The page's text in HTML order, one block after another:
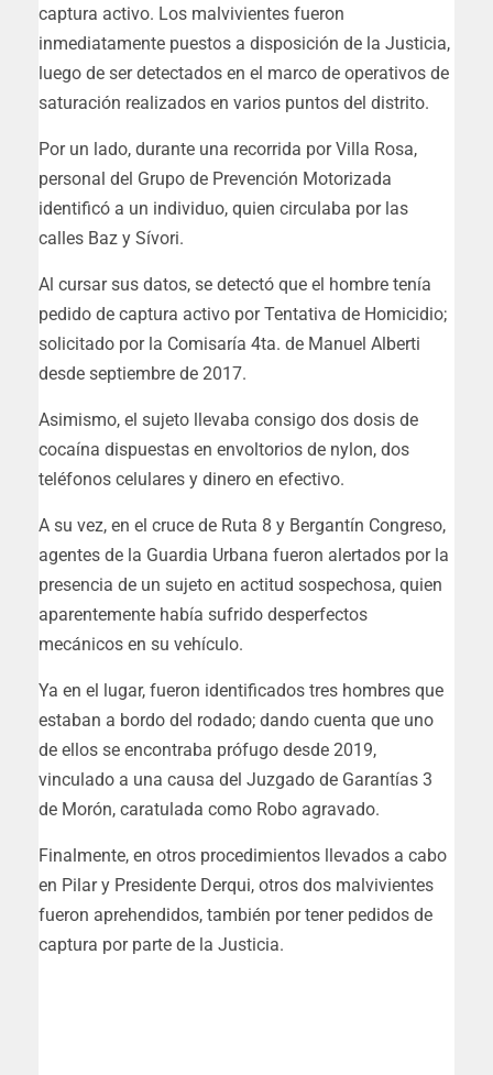
captura activo. Los malvivientes fueron
inmediatamente puestos a disposición de la Justicia,
luego de ser detectados en el marco de operativos de
saturación realizados en varios puntos del distrito.
Por un lado, durante una recorrida por Villa Rosa,
personal del Grupo de Prevención Motorizada
identificó a un individuo, quien circulaba por las
calles Baz y Sívori.
Al cursar sus datos, se detectó que el hombre tenía
pedido de captura activo por Tentativa de Homicidio;
solicitado por la Comisaría 4ta. de Manuel Alberti
desde septiembre de 2017.
Asimismo, el sujeto llevaba consigo dos dosis de
cocaína dispuestas en envoltorios de nylon, dos
teléfonos celulares y dinero en efectivo.
A su vez, en el cruce de Ruta 8 y Bergantín Congreso,
agentes de la Guardia Urbana fueron alertados por la
presencia de un sujeto en actitud sospechosa, quien
aparentemente había sufrido desperfectos
mecánicos en su vehículo.
Ya en el lugar, fueron identificados tres hombres que
estaban a bordo del rodado; dando cuenta que uno
de ellos se encontraba prófugo desde 2019,
vinculado a una causa del Juzgado de Garantías 3
de Morón, caratulada como Robo agravado.
Finalmente, en otros procedimientos llevados a cabo
en Pilar y Presidente Derqui, otros dos malvivientes
fueron aprehendidos, también por tener pedidos de
captura por parte de la Justicia.